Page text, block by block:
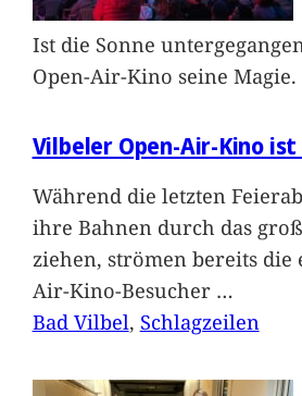
Ist die Sonne
Open-Air-Kino seine Magie.
Vilbeler Open-Air-Kino
Während die letzten
ihre Bahnen durch das
ziehen, strömen bereits die
Air-Kino-Besucher …
Bad Vilbel, Schlagzeilen